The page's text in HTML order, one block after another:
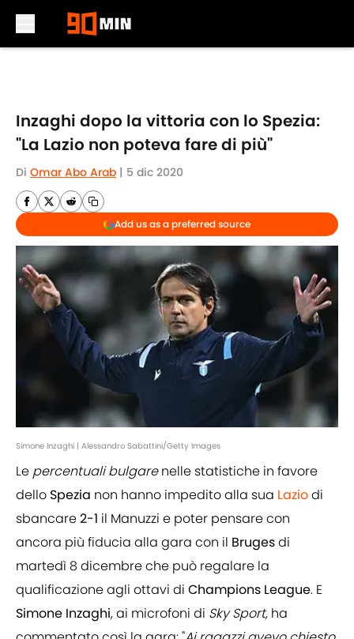
Inzaghi dopo la vittoria con lo Spezia:
"La Lazio non poteva fare di più"
Di Omar Abo Arab | 5 dic 2020
Add us as a preferred source
Simone Inzaghi | Alessandro Sabattini/Getty Images
Le percentuali bulgarenelle statistiche in favore
dello Spezia non hanno impedito alla sua Laziodi
sbancare2-1 il Manuzzi e poter pensare con
ancora più fiducia alla gara con il Brugesdi
martedì 8 dicembre che può regalare la
qualificazione agli ottavi di Champions League. E
Simone Inzaghi, ai microfoni di Sky Sport, ha